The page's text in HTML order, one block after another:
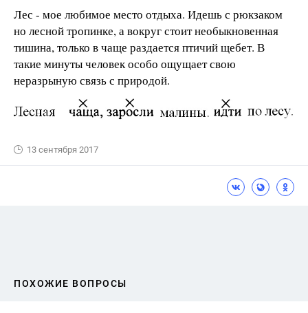
Лес - мое любимое место отдыха. Идешь с рюкзаком
но лесной тропинке, а вокруг стоит необыкновенная
тишина, только в чаще раздается птичий щебет. В
такие минуты человек особо ощущает свою
неразрыную связь с природой.
13 сентября 2017
ПОХОЖИЕ ВОПРОСЫ